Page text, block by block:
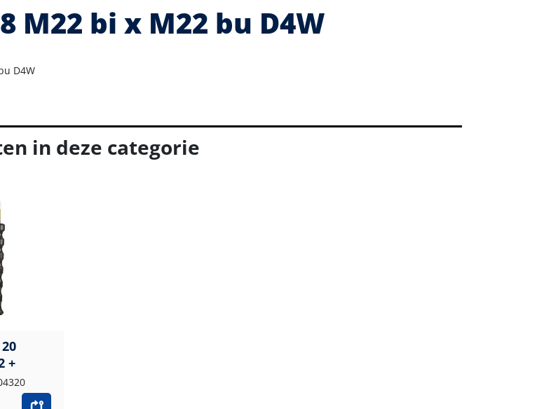
M22 bi x M22 bu D4W
D4W
in deze categorie
+